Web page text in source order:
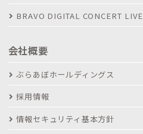
BRAVO DIGITAL CONCERT LIVE
会社概要
ぶらあぼホールディングス
採用情報
情報セキュリティ基本方針